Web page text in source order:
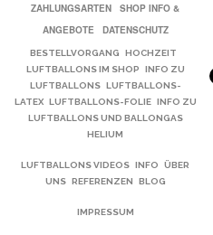
ZAHLUNGSARTEN
SHOP INFO &
ANGEBOTE
DATENSCHUTZ
BESTELLVORGANG
HOCHZEIT
LUFTBALLONS IM SHOP
INFO ZU
LUFTBALLONS LUFTBALLONS-
LATEX LUFTBALLONS-FOLIE INFO ZU
LUFTBALLONS UND BALLONGAS
HELIUM
LUFTBALLONS VIDEOS INFO
ÜBER
UNS REFERENZEN BLOG
IMPRESSUM